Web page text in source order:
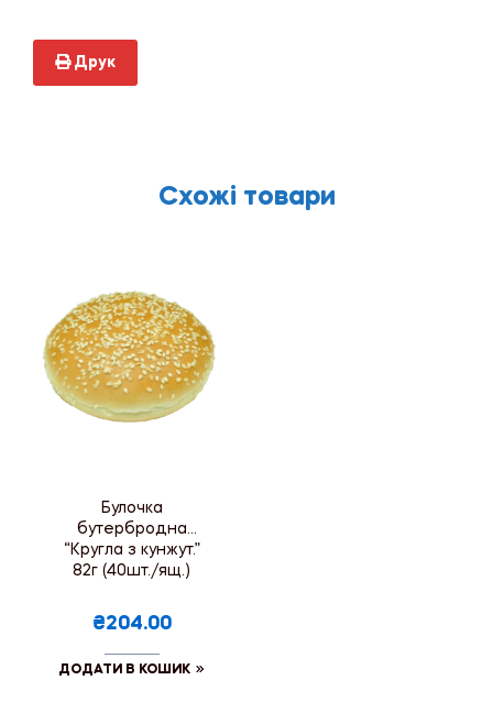
Друк
Схожі товари
Булочка
бутербродна
“Кругла з кунжут.”
82г (40шт./ящ.)
₴204.00
ДОДАТИ В КОШИК